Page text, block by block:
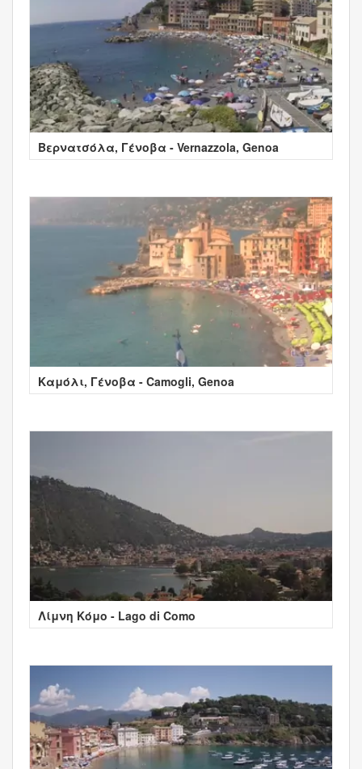
Βερνατσόλα, Γένοβα - Vernazzola, Genoa
Καμόλι, Γένοβα - Camogli, Genoa
Λίμνη Κόμο - Lago di Como